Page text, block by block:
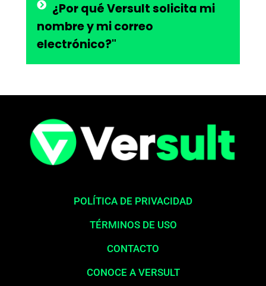
¿Por qué Versult solicita mi
nombre y mi correo
electrónico?"
POLÍTICA DE PRIVACIDAD
TÉRMINOS DE USO
CONTACTO
CONOCE A VERSULT